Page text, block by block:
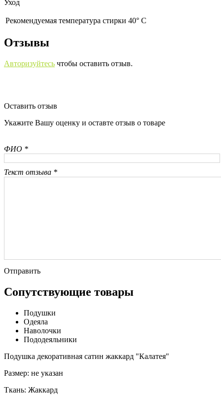
Уход
Рекомендуемая температура стирки 40° С
Отзывы
Авторизуйтесь чтобы оставить отзыв.
Оставить отзыв
Укажите Вашу оценку и оставте отзыв о товаре
ФИО *
Текст отзыва *
Отправить
Сопутствующие товары
Подушки
Одеяла
Наволочки
Пододеяльники
Подушка декоративная сатин жаккард "Калатея"
Размер: не указан
Ткань: Жаккард